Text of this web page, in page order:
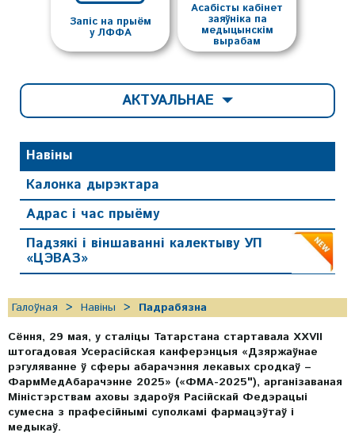
Запіс на прыём
у ЛФФА
Асабісты кабінет
заяўніка па
медыцынскім
вырабам
Навіны
Калонка дырэктара
Адрас і час прыёму
Падзякі і віншаванні калектыву УП
«ЦЭВАЗ»
АКТУАЛЬНАЕ
Галоўная Навіны
Падрабязна
Сёння, 29 мая, у сталіцы Татарстана стартавала XXVII
штогадовая Усерасійская канферэнцыя «Дзяржаўнае
рэгуляванне ў сферы абарачэння лекавых сродкаў –
ФармМедАбарачэнне 2025» («ФМА-2025"), арганізаваная
Міністэрствам аховы здароўя Расійскай Федэрацыі
сумесна з прафесійнымі суполкамі фармацэўтаў і
медыкаў.